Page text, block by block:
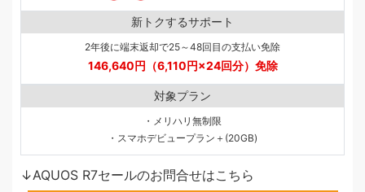
新トクするサポート
2年後に端末返却で25～48回目の支払い免除
146,640円（6,110円×24回分）免除
対象プラン
・メリハリ無制限
・スマホデビュープラン＋(20GB)
↓AQUOS R7セールのお問合せはこちら